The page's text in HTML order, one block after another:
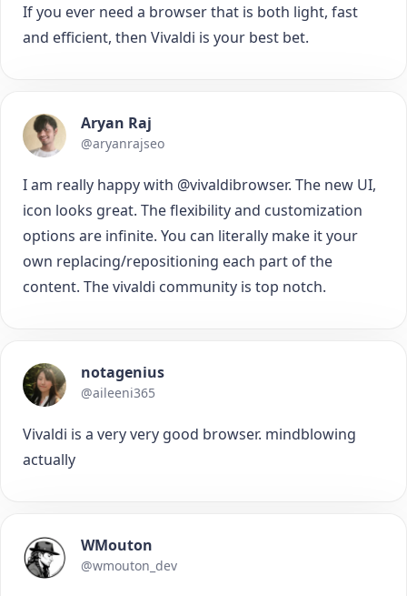
If you ever need a browser that is both light, fast
and efficient, then Vivaldi is your best bet.
Aryan Raj
@aryanrajseo
I am really happy with @vivaldibrowser. The new UI,
icon looks great. The flexibility and customization
options are infinite. You can literally make it your
own replacing/repositioning each part of the
content. The vivaldi community is top notch.
notagenius
@aileeni365
Vivaldi is a very very good browser. mindblowing
actually
WMouton
@wmouton_dev